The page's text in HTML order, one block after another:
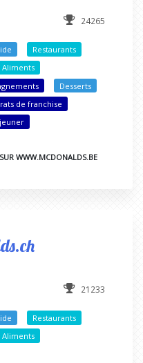
24265
Restaurants
Aliments
Desserts
de franchise
WWW.MCDONALDS.BE
21233
Restaurants
Aliments